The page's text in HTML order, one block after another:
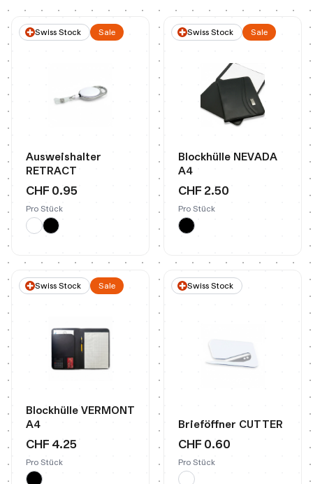
Swiss Stock Sale
Ausweishalter
RETRACT
CHF 0.95
Pro Stück
Swiss Stock Sale
Blockhülle NEVADA
A4
CHF 2.50
Pro Stück
Swiss Stock Sale
Blockhülle VERMONT
A4
CHF 4.25
Pro Stück
Swiss Stock
Brieföffner CUTTER
CHF 0.60
Pro Stück